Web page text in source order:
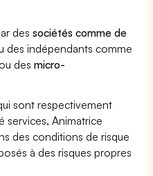
dessociétés comme de
des indépendants comme
ou desmicro-
sont respectivement
services, Animatrice
des conditions de risque
à des risques propres